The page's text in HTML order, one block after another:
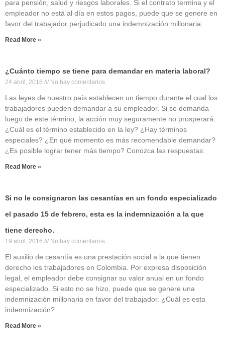
para pensión, salud y riesgos laborales. Si el contrato termina y el
empleador no está al día en estos pagos, puede que se genere en
favor del trabajador perjudicado una indemnización millonaria.
Read More »
¿Cuánto tiempo se tiene para demandar en materia laboral?
24 abril, 2016 No hay comentarios
Las leyes de nuestro país establecen un tiempo durante el cual los
trabajadores pueden demandar a su empleador. Si se demanda
luego de este término, la acción muy seguramente no prosperará.
¿Cuál es el término establecido en la ley? ¿Hay términos
especiales? ¿En qué momento es más recomendable demandar?
¿Es posible lograr tener más tiempo? Conozca las respuestas:
Read More »
Si no le consignaron las cesantías en un fondo especializado
el pasado 15 de febrero, esta es la indemnización a la que
tiene derecho.
19 abril, 2016 No hay comentarios
El auxilio de cesantía es una prestación social a la que tienen
derecho los trabajadores en Colombia. Por expresa disposición
legal, el empleador debe consignar su valor anual en un fondo
especializado. Si esto no se hizo, puede que se genere una
indemnización millonaria en favor del trabajador. ¿Cuál es esta
indemnización?
Read More »